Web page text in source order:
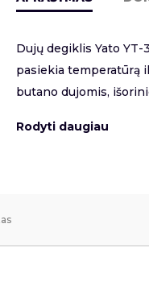
Dujų degiklis Yato YT-
pasiekia temperatūrą
butano dujomis,
Rodyti daugiau